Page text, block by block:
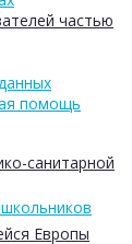
частью
санитарной
Европы
помощь